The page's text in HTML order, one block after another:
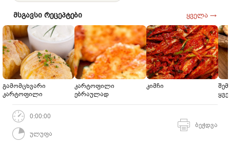
მსგავსი რეცეპტები ყველა →
გამომცხვარი
კარტოფილი
კარტოფილი
ებრაულად
კიმჩი
0:00:00
ულუფა
ბეჭდვა